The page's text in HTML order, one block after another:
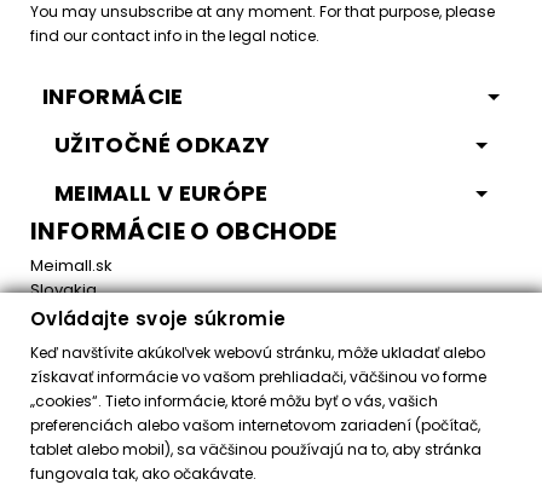
You may unsubscribe at any moment. For that purpose, please
find our contact info in the legal notice.
INFORMÁCIE
UŽITOČNÉ ODKAZY
MEIMALL V EURÓPE
INFORMÁCIE O OBCHODE
Meimall.sk
Slovakia
Email:office@meimall.sk
Control your Privacy
Ovládajte svoje súkromie
Keď navštívite akúkoľvek webovú stránku, môže ukladať alebo
získavať informácie vo vašom prehliadači, väčšinou vo forme
„cookies“. Tieto informácie, ktoré môžu byť o vás, vašich
preferenciách alebo vašom internetovom zariadení (počítač,
tablet alebo mobil), sa väčšinou používajú na to, aby stránka
fungovala tak, ako očakávate.